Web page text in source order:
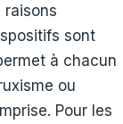
raisons
sont
à chacun
ou
Pour les